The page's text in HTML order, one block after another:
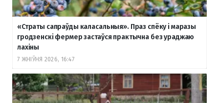
«Страты сапраўды каласальныя». Праз спёку і маразы
гродзенскі фермер застаўся практычна без ураджаю
лахіны
7 ЖНІЎНЯ 2026, 16:47